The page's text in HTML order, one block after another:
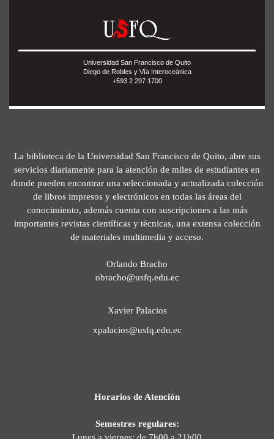
Universidad San Francisco de Quito
Diego de Robles y Vía Interoceánica
+593 2 297 1700
La biblioteca de la Universidad San Francisco de Quito, abre sus
servicios diariamente para la atención de miles de estudiantes en
donde pueden encontrar una seleccionada y actualizada colección
de libros impresos y electrónicos en todas las áreas del
conocimiento, además cuenta con suscripciones a las más
importantes revistas científicas y técnicas, una extensa colección
de materiales multimedia y acceso.
Orlando Bracho
obracho@usfq.edu.ec
Xavier Palacios
xpalacios@usfq.edu.ec
Horarios de Atención
Semestres regulares:
Lunes a viernes: de 7h00 a 21h00